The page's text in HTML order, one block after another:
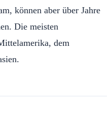
können aber über Jahre
Die meisten
dem